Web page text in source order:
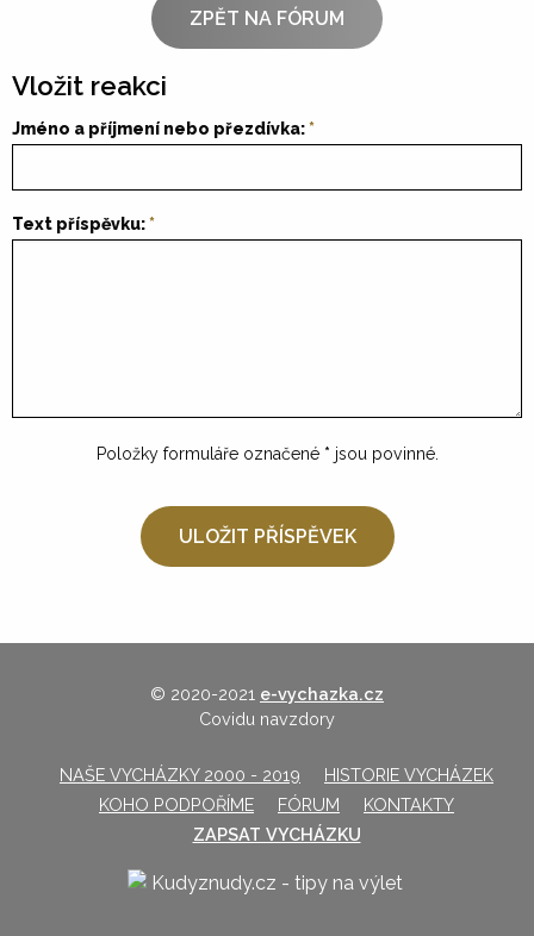
ZPĚT NA FÓRUM
Vložit reakci
Jméno a příjmení nebo přezdívka:
Text příspěvku:
Položky formuláře označené * jsou povinné.
© 2020-2021 e-vychazka.cz
Covidu navzdory
NAŠE VYCHÁZKY 2000 - 2019
HISTORIE VYCHÁZEK
KOHO PODPOŘÍME
FÓRUM
KONTAKTY
ZAPSAT VYCHÁZKU